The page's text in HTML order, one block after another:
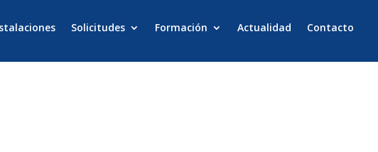
Solicitudes Formación Actualidad Contacto